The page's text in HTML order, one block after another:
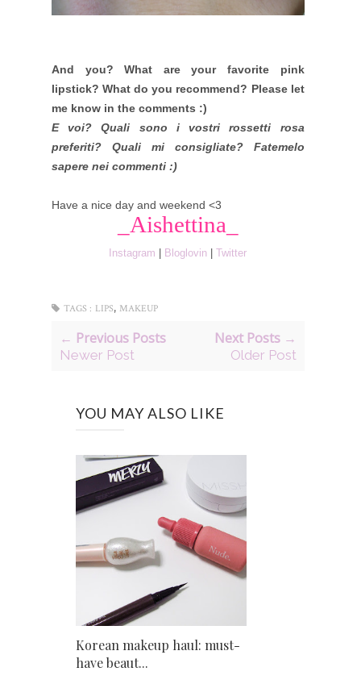
And you? What are your favorite pink
lipstick? What do you recommend? Please let
me know in the comments :)
E voi? Quali sono i vostri rossetti rosa
preferiti? Quali mi consigliate? Fatemelo
sapere nei commenti :)
Have a nice day and weekend <3
_Aishettina_
Instagram Bloglovin |Twitter
TAGS : LIPS, MAKEUP
← Previous Posts
Newer Post
Next Posts →
Older Post
YOU MAY ALSO LIKE
Korean makeup haul: must-
have beaut...